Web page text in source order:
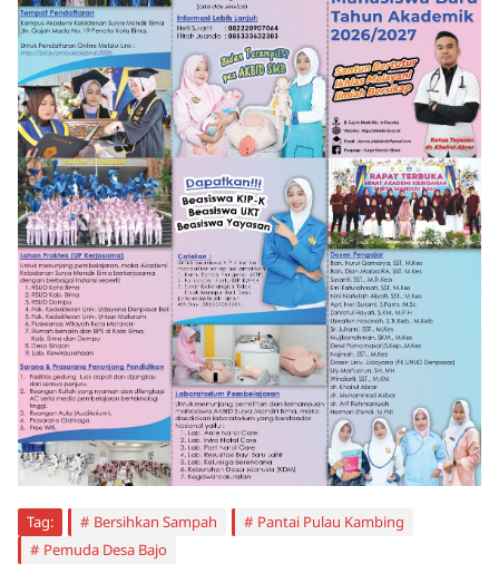
Tag: Bersihkan Sampah
Pantai Pulau Kambing
Pemuda Desa Bajo